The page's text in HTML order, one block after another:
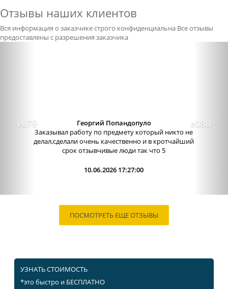
Отзывы наших клиентов
Вся информация о заказчике строго конфиденциальна Все отзывы
предоставлены с разрешения заказчика
Отличный сервис, очень приятные
администраторы. Связь очень хорошо налажена,
поэтому можно узнавать новости о написании
работы. Сама...
09.06.2026 13:15:00
ПОСМОТРЕТЬ ЕЩЕ ОТЗЫВЫ
УЗНАТЬ СТОИМОСТЬ
*это быстро и БЕСПЛАТНО